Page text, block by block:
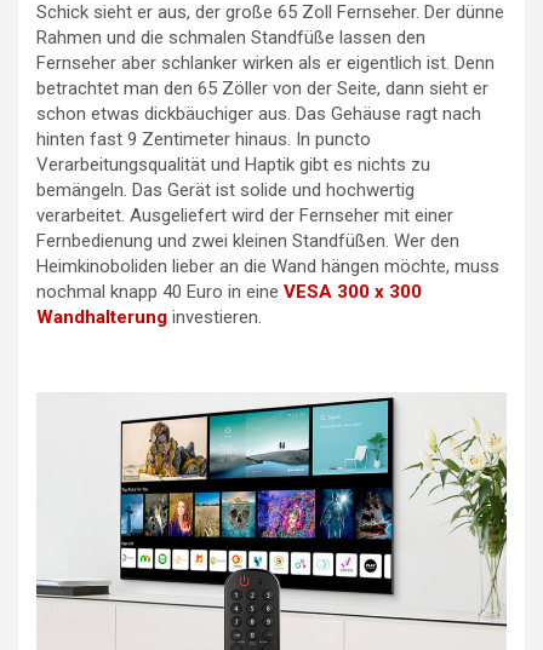
Schick sieht er aus, der große 65 Zoll Fernseher. Der dünne
Rahmen und die schmalen Standfüße lassen den
Fernseher aber schlanker wirken als er eigentlich ist. Denn
betrachtet man den 65 Zöller von der Seite, dann sieht er
schon etwas dickbäuchiger aus. Das Gehäuse ragt nach
hinten fast 9 Zentimeter hinaus. In puncto
Verarbeitungsqualität und Haptik gibt es nichts zu
bemängeln. Das Gerät ist solide und hochwertig
verarbeitet. Ausgeliefert wird der Fernseher mit einer
Fernbedienung und zwei kleinen Standfüßen. Wer den
Heimkinoboliden lieber an die Wand hängen möchte, muss
nochmal knapp 40 Euro in eine VESA 300 x 300
Wandhalterung investieren.